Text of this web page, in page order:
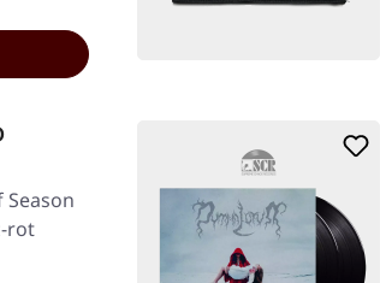
rot